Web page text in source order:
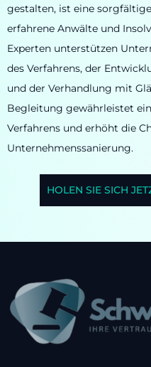
gestalten, ist eine
erfahrene Anwälte und
Experten unterstützen
des Verfahrens, der
und der Verhandlung mit
Begleitung gewährleistet
Verfahrens und erhöht die
Unternehmenssanierung.
HOLEN SIE SICH